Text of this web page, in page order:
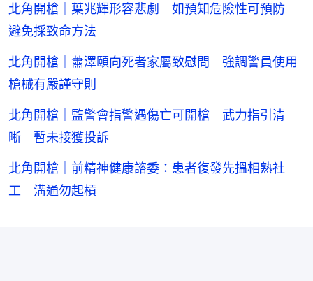
北角開槍｜葉兆輝形容悲劇 如預知危險性可預防
避免採致命方法
北角開槍｜蕭澤頤向死者家屬致慰問 強調警員使用
槍械有嚴謹守則
北角開槍｜監警會指警遇傷亡可開槍 武力指引清
晰 暫未接獲投訴
北角開槍｜前精神健康諮委：患者復發先搵相熟社
工 溝通勿起槓